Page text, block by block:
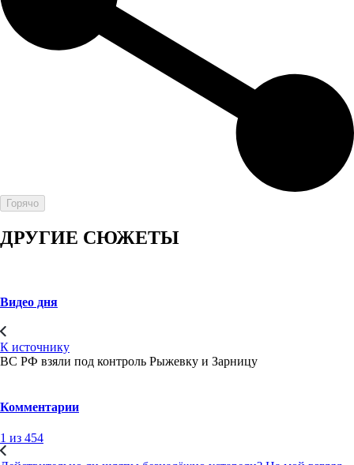
Горячо
ДРУГИЕ СЮЖЕТЫ
Видео дня
К источнику
ВС РФ взяли под контроль Рыжевку и Зарницу
Комментарии
1 из 454